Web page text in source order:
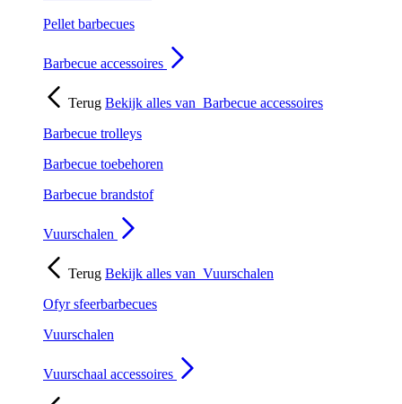
Pellet barbecues
Barbecue accessoires
Terug Bekijk alles van Barbecue accessoires
Barbecue trolleys
Barbecue toebehoren
Barbecue brandstof
Vuurschalen
Terug Bekijk alles van Vuurschalen
Ofyr sfeerbarbecues
Vuurschalen
Vuurschaal accessoires